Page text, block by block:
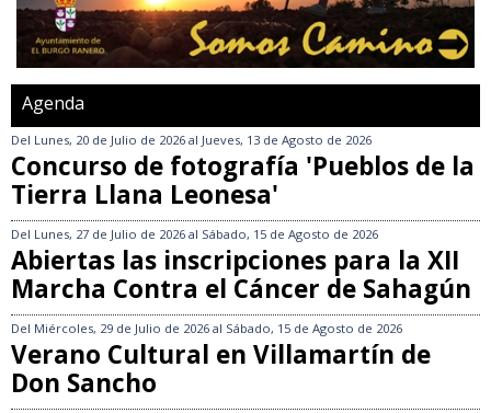
Agenda
Del Lunes, 20 de Julio de 2026 al Jueves, 13 de Agosto de 2026
Concurso de fotografía 'Pueblos de la
Tierra Llana Leonesa'
Del Lunes, 27 de Julio de 2026 al Sábado, 15 de Agosto de 2026
Abiertas las inscripciones para la XII
Marcha Contra el Cáncer de Sahagún
Del Miércoles, 29 de Julio de 2026 al Sábado, 15 de Agosto de 2026
Verano Cultural en Villamartín de
Don Sancho